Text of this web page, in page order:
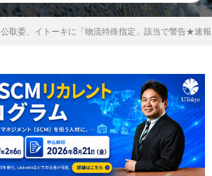
公取委、イトーキに「物流特殊指定」該当で警告★速報